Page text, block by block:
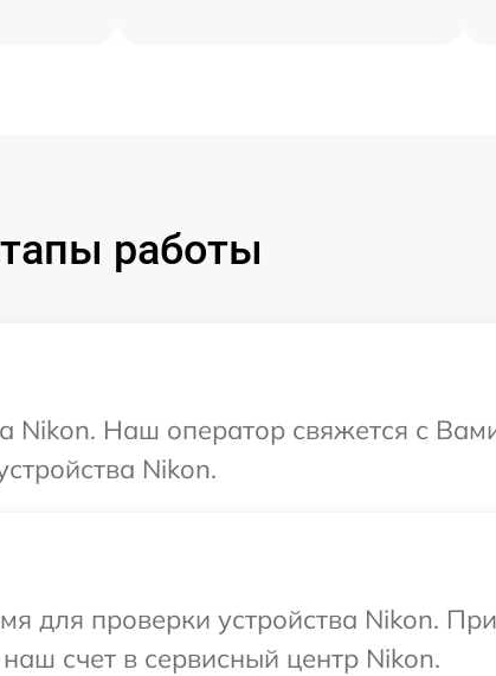
работы
Nikon. Наш оператор свяжется с
Nikon.
для проверки устройства Nikon.
счет в сервисный центр Nikon.